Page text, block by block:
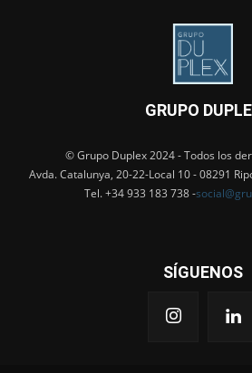
GRUPO
© Grupo Duplex 2024 - Todos los
Avda. Catalunya, 20-22-Local 10 - 08291
Tel. +34 933 183 738 -
SÍGUENOS